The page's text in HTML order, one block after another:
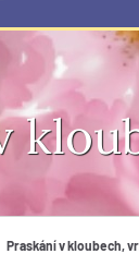
Praskání v kloubech,